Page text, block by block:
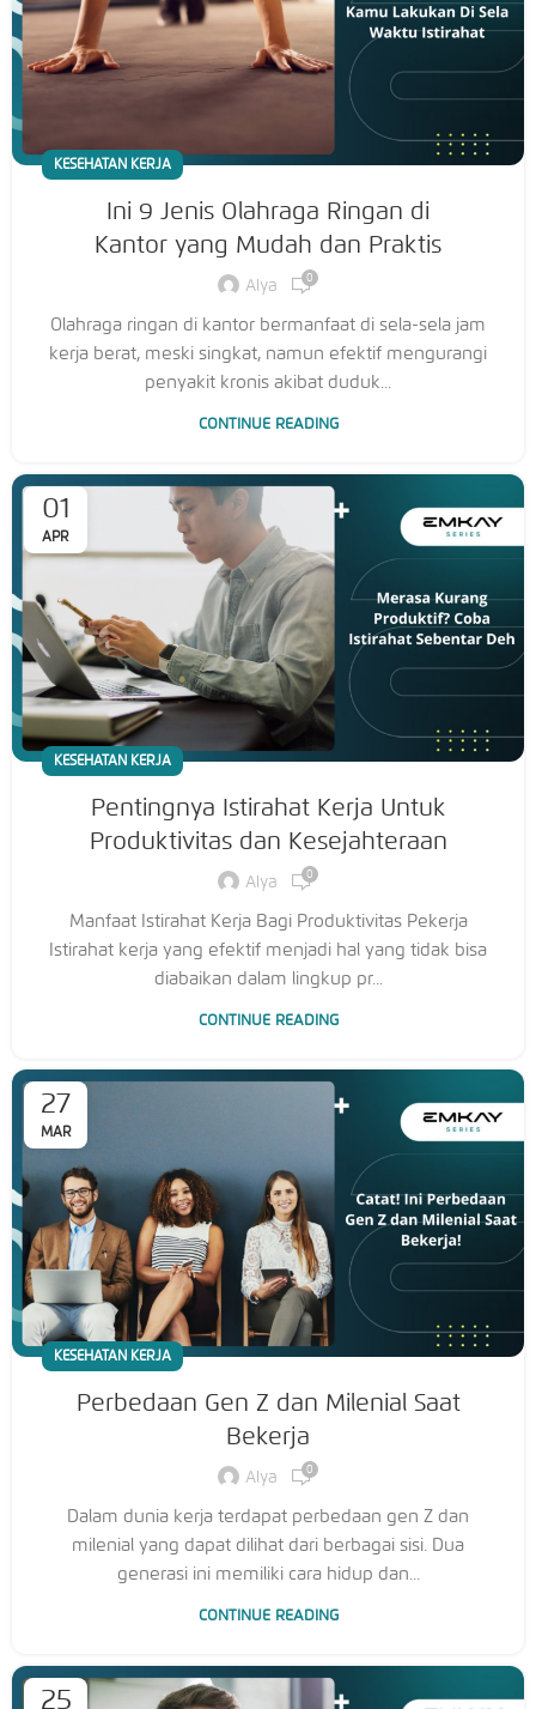
KESEHATAN KERJA
Ini 9 Jenis Olahraga Ringan di
Kantor yang Mudah dan Praktis
Alya 0
Olahraga ringan di kantor bermanfaat di sela-sela jam
kerja berat, meski singkat, namun efektif mengurangi
penyakit kronis akibat duduk...
CONTINUE READING
01
APR
KESEHATAN KERJA
Pentingnya Istirahat Kerja Untuk
Produktivitas dan Kesejahteraan
Alya 0
Manfaat Istirahat Kerja Bagi Produktivitas Pekerja
Istirahat kerja yang efektif menjadi hal yang tidak bisa
diabaikan dalam lingkup pr...
CONTINUE READING
27
MAR
KESEHATAN KERJA
Perbedaan Gen Z dan Milenial Saat
Bekerja
Alya 0
Dalam dunia kerja terdapat perbedaan gen Z dan
milenial yang dapat dilihat dari berbagai sisi. Dua
generasi ini memiliki cara hidup dan...
CONTINUE READING
25